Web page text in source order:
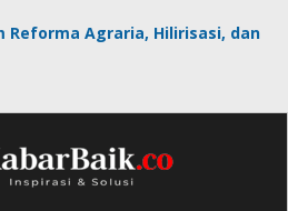
Reforma Agraria, Hilirisasi, dan